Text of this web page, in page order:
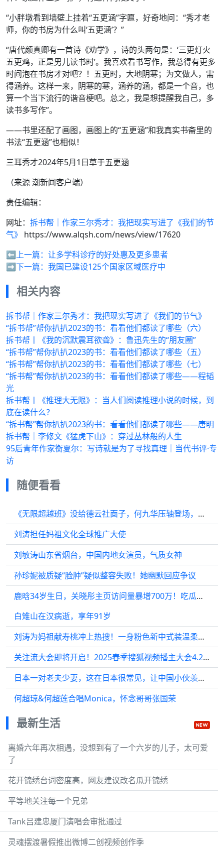
“小胖墩看到墙壁上挂着“五更涵”字匾，好奇地问：“秀才老
师，你的书房为什么叫‘五更涵’？”
“唐代颜真卿有一首诗《劝学》，诗的头两句是：‘三更灯火
五更鸡，正是男儿读书时’。我喜欢看书写作，我总得有更多
时间泡在书房才对吧？！五更时，大地阴寒；为文做人，需
得涵养。这样一来，阴寒的寒，涵养的涵，都是一个音，也
算一个当下流行的谐音梗吧。总之，我是想提醒我自己，多
读书多写作”。
——书里还配了画图，画图上的“五更涵”和我真实书斋里的
书法“五更涵”也相似！
三耳秀才2024年5月1日草于五更涵
（来源 潮新闻客户端）
责任编辑：
网址： 拆书帮｜作家三尔秀才：我把现实写进了《我们的节
气》 https://www.alqsh.com/news/view/17620
⬅️上一篇： 让多学科诊疗的好处惠及更多患者
➡️下一篇： 我国已建设125个国家区域医疗中
相关内容
拆书帮｜作家三尔秀才：我把现实写进了《我们的节气》
“拆书帮”帮你扒扒2023的书：看看他们都读了哪些（六）
拆书帮丨《我的沉默震耳欲聋》：鲁迅先生的“朋友圈”
“拆书帮”帮你扒扒2023的书：看看他们都读了哪些（五）
“拆书帮”帮你扒扒2023的书：看看他们都读了哪些（七）
“拆书帮”帮你扒扒2023的书：看看他们都读了哪些——程韬
光
拆书帮丨《推理大无限》：当人们阅读推理小说的时候，到
底在读什么？
“拆书帮”帮你扒扒2023的书：看看他们都读了哪些——唐明
拆书帮｜李修文《猛虎下山》：穿过丛林般的人生
95后青年作家衡夏尔：写诗就是为了寻找真理｜当代书评·专
访
随便看看
《无限超越班》没给德云社面子，何九华压轴登场，依旧“一剪没”
刘涛担任妈祖文化全球推广大使
刘敏涛山东省烟台，中国内地女演员，气质女神
孙珍妮被质疑“脸肿”疑似整容失败！她幽默回应争议
鹿晗34岁生日，关晓彤主页访问量暴增700万！吃瓜群众在等啥？
白雉山在汉病逝，享年91岁
刘涛为妈祖献寿桃冲上热搜！一身粉色新中式装温柔典雅
关注流大会即将开启！2025春季搜狐视频播主大会4.20播主大聚会
日本一对老夫少妻，这在日本很常见，让中国小伙羡慕嫉妒恨！
何超琼&何超莲合唱Monica，怀念哥哥张国荣
最新生活
离婚六年再次相遇，没想到有了一个六岁的儿子，太可爱
了
花开锦绣台词密度高，网友建议改名瓜开锦绣
平等地关注每一个兄弟
Tank吕建忠厦门演唱会审批通过
灵魂摆渡暑假推出微博二创视频创作季